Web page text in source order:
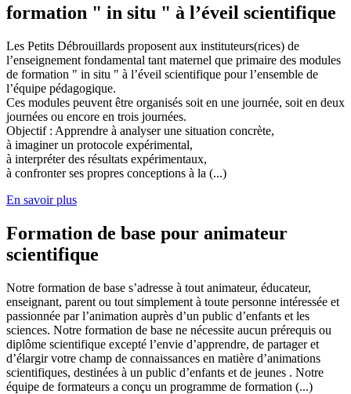
formation " in situ " à l’éveil scientifique
Les Petits Débrouillards proposent aux instituteurs(rices) de
l’enseignement fondamental tant maternel que primaire des modules
de formation " in situ " à l’éveil scientifique pour l’ensemble de
l’équipe pédagogique.
Ces modules peuvent être organisés soit en une journée, soit en deux
journées ou encore en trois journées.
Objectif : Apprendre à analyser une situation concrète,
à imaginer un protocole expérimental,
à interpréter des résultats expérimentaux,
à confronter ses propres conceptions à la (...)
En savoir plus
Formation de base pour animateur
scientifique
Notre formation de base s’adresse à tout animateur, éducateur,
enseignant, parent ou tout simplement à toute personne intéressée et
passionnée par l’animation auprès d’un public d’enfants et les
sciences. Notre formation de base ne nécessite aucun prérequis ou
diplôme scientifique excepté l’envie d’apprendre, de partager et
d’élargir votre champ de connaissances en matière d’animations
scientifiques, destinées à un public d’enfants et de jeunes . Notre
équipe de formateurs a conçu un programme de formation (...)